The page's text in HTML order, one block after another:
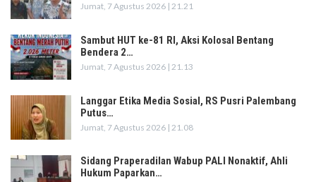
Jumat, 7 Agustus 2026 | 21.21
Sambut HUT ke-81 RI, Aksi Kolosal Bentang
Bendera 2…
Jumat, 7 Agustus 2026 | 21.13
Langgar Etika Media Sosial, RS Pusri Palembang
Putus…
Jumat, 7 Agustus 2026 | 21.08
Sidang Praperadilan Wabup PALI Nonaktif, Ahli
Hukum Paparkan…